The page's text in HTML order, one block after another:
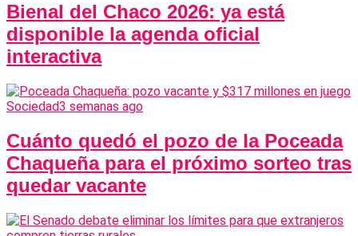
Bienal del Chaco 2026: ya está
disponible la agenda oficial
interactiva
Sociedad3 semanas ago
Cuánto quedó el pozo de la Poceada
Chaqueña para el próximo sorteo tras
quedar vacante